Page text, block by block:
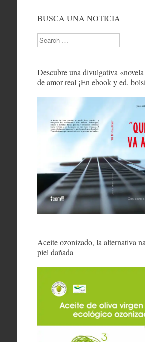
BUSCA UNA NOTICIA
Search
Descubre una divulgativa
de amor real ¡En ebook y ed.
Aceite ozonizado, la alternativa
piel dañada